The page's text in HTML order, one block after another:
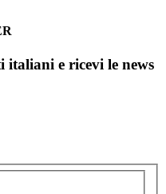
italiani e ricevi le news